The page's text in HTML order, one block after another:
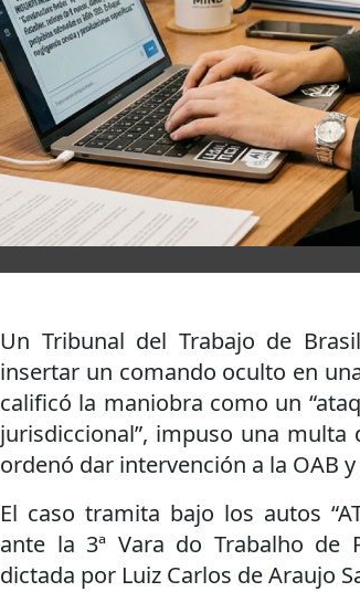
Un Tribunal del Trabajo de
insertar un comando oculto en
calificó la maniobra como un
jurisdiccional”, impuso una
ordenó dar intervención a la OAB
El caso tramita bajo los autos
ante la 3ª Vara do Trabalho de
dictada por Luiz Carlos de Araujo